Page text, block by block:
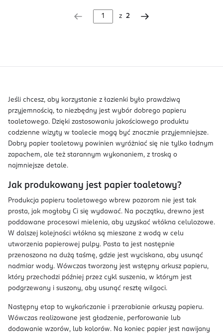
z 2
Jeśli chcesz, aby korzystanie z łazienki było prawdziwą
przyjemnością, to niezbędny jest wybór dobrego papieru
toaletowego. Dzięki zastosowaniu jakościowego produktu
codzienne wizyty w toalecie mogą być znacznie przyjemniejsze.
Dobry papier toaletowy powinien wyróżniać się nie tylko ładnym
zapachem, ale też starannym wykonaniem, z troską o
najmniejsze detale.
Jak produkowany jest papier toaletowy?
Produkcja papieru toaletowego wbrew pozorom nie jest tak
prosta, jak mogłoby Ci się wydawać. Na początku, drewno jest
poddawane procesowi mielenia, aby uzyskać włókna celulozowe.
W dalszej kolejności włókna są mieszane z wodą w celu
utworzenia papierowej pulpy. Pasta ta jest następnie
przenoszona na dużą taśmę, gdzie jest wyciskana, aby usunąć
nadmiar wody. Wówczas tworzony jest wstępny arkusz papieru,
który przechodzi później przez cykl suszenia, w którym jest
podgrzewany i suszony, aby usunąć resztę wilgoci.
Następny etap to wykańczanie i przerabianie arkuszy papieru.
Wówczas realizowane jest gładzenie, perforowanie lub
dodawanie wzorów, lub kolorów. Na koniec papier jest nawijany